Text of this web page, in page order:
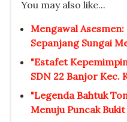
You may also like...
Mengawal Asesmen:
Sepanjang Sungai
"Estafet
SDN 22 Banjor Kec.
"Legenda Bahtuk
Menuju Puncak